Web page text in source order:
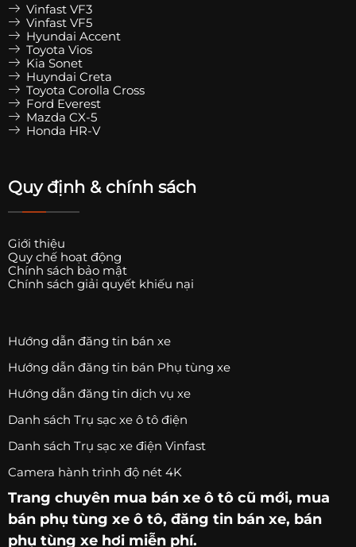
Vinfast VF3
Vinfast VF5
Hyundai Accent
Toyota Vios
Kia Sonet
Huyndai Creta
Toyota Corolla Cross
Ford Everest
Mazda CX-5
Honda HR-V
Quy định & chính sách
Giới thiệu
Quy chế hoạt động
Chính sách bảo mật
Chính sách giải quyết khiếu nại
Hướng dẫn đăng tin bán xe
Hướng dẫn đăng tin bán Phụ tùng xe
Hướng dẫn đăng tin dịch vụ xe
Danh sách Trụ sạc xe ô tô điện
Danh sách Trụ sạc xe điện Vinfast
Camera hành trình độ nét 4K
Trang chuyên mua bán xe ô tô cũ mới, mua
bán phụ tùng xe ô tô, đăng tin bán xe, bán
phụ tùng xe hơi miễn phí.